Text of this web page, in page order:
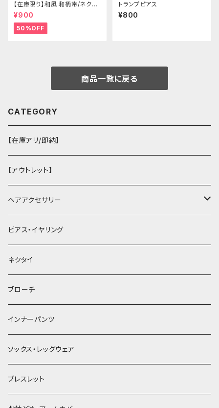
【在庫限り】和風 和柄帯/ネクタ
イ/リボン（狐面/金魚
¥900
50%OFF
トランプピアス
¥800
商品一覧に戻る
CATEGORY
【在庫アリ/即納】
【アウトレット】
ヘアアクセサリー
ヘアクリップ
ヘッドドレス・カチューシャ
ヘアゴム
簪
ピアス・イヤリング
ネクタイ
ブローチ
インナーパンツ
ソックス・レッグウェア
ブレスレット